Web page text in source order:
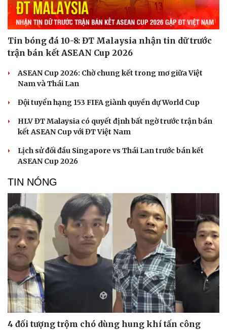
Du lịch
Tư vấn
Săn Tour
check-in
Podcast
Câu chuyện thời sự
Đọc truyện đêm khuya
Cửa sổ tình yêu
Kể chuyện cho bé
Hạt giống tâm hồn
Tin bóng đá 10-8: ĐT Malaysia nhận tin dữ trước
trận bán kết ASEAN Cup 2026
ASEAN Cup 2026: Chờ chung kết trong mơ giữa Việt
Nam và Thái Lan
Đội tuyển hạng 153 FIFA giành quyền dự World Cup
HLV ĐT Malaysia có quyết định bất ngờ trước trận bán
kết ASEAN Cup với ĐT Việt Nam
Lịch sử đối đầu Singapore vs Thái Lan trước bán kết
ASEAN Cup 2026
TIN NÓNG
4 đối tượng trộm chó dùng hung khí tấn công